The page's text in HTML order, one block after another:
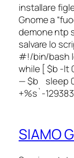
installare
Gnome a
demone ntp
salvare lo
#!/bin/bash
while [ $b -
— $b sleep
+%s`-
SIAMO